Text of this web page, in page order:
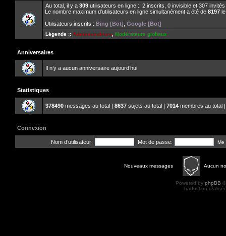
Au total, il y a 309 utilisateurs en ligne :: 2 inscrits, 0 invisible et 307
Le nombre maximum d’utilisateurs en ligne simultanément a été de 8197
Utilisateurs inscrits : Bing [Bot] Google [Bot]
Légende :: Administrateurs Modérateurs globaux
Anniversaires
Il n’y a aucun anniversaire aujourd’hui
Statistiques
378490 messages au total | 8637 sujets au total | 7014 membres au total
Connexion
Nom d’utilisateur: Mot de passe: Me
Nouveaux messages Aucun
Powered by phpBB
Traduction